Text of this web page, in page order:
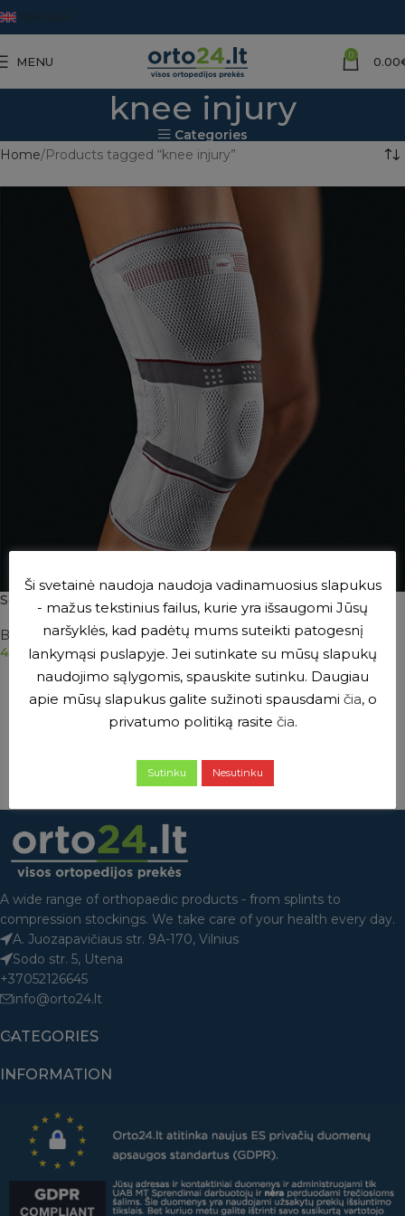
ENGLISH
MENU 0 0.00
knee injury
Categories
Home Products tagged “knee injury”
Select® StabiloGen® knee splint
Braces ,Knee and thigh splints
47.00€
SELECT OPTIONS
A wide range of orthopaedic products - from splints to
compression stockings. We take care of your health every day.
A. Juozapavičiaus str. 9A-170, Vilnius
Sodo str. 5, Utena
+37052126645
info@orto24.lt
CATEGORIES
INFORMATION
Ši svetainė naudoja naudoja vadinamuosius slapukus
- mažus tekstinius failus, kurie yra išsaugomi Jūsų
naršyklės, kad padėtų mums suteikti patogesnį
lankymąsi puslapyje. Jei sutinkate su mūsų slapukų
naudojimo sąlygomis, spauskite sutinku. Daugiau
apie mūsų slapukus galite sužinoti spausdami čia, o
privatumo politiką rasite čia.
Sutinku Nesutinku